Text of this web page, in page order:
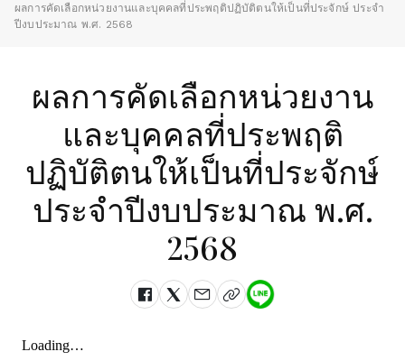
ผลการคัดเลือกหน่วยงานและบุคคลที่ประพฤติปฏิบัติตนให้เป็นที่ประจักษ์ ประจำ
ปีงบประมาณ พ.ศ. 2568
ผลการคัดเลือกหน่วยงาน
และบุคคลที่ประพฤติ
ปฏิบัติตนให้เป็นที่ประจักษ์
ประจำปีงบประมาณ พ.ศ.
2568